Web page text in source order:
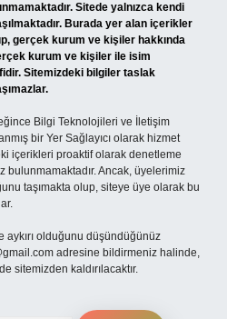
Sitede yalnızca kendi
Burada yer alan içerikler
gerçek kurum ve kişiler hakkında
kurum ve kişiler ile isim
Sitemizdeki bilgiler taslak
Bilgi Teknolojileri ve İletişim
bir Yer Sağlayıcı olarak hizmet
içerikleri proaktif olarak denetleme
bulunmamaktadır. Ancak, üyelerimiz
taşımakta olup, siteye üye olarak bu
olduğunu düşündüğünüz
adresine bildirmeniz halinde,
sitemizden kaldırılacaktır.